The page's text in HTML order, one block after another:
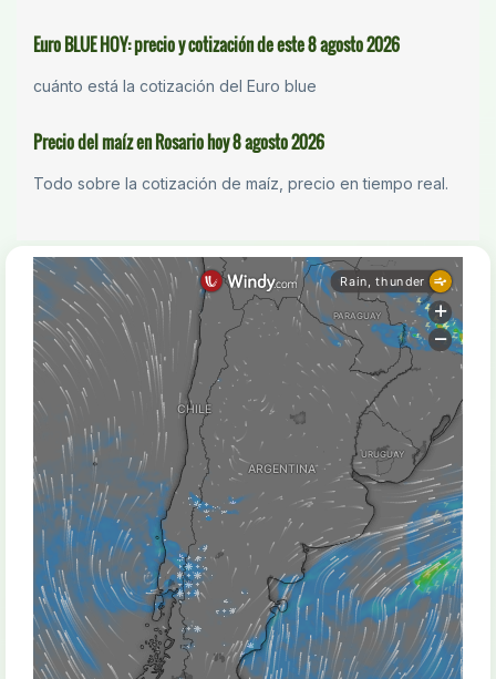
Euro BLUE HOY: precio y cotización de este 8 agosto 2026
cuánto está la cotización del Euro blue
Precio del maíz en Rosario hoy 8 agosto 2026
Todo sobre la cotización de maíz, precio en tiempo real.